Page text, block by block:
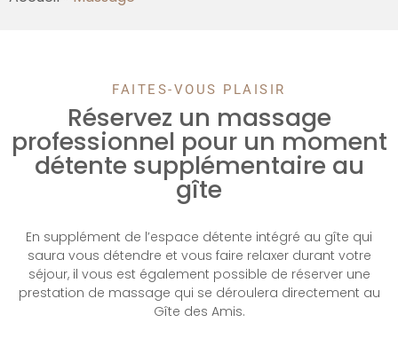
FAITES-VOUS PLAISIR
Réservez un massage
professionnel pour un moment
détente supplémentaire au
gîte
En supplément de l’espace détente intégré au gîte qui
saura vous détendre et vous faire relaxer durant votre
séjour, il vous est également possible de réserver une
prestation de massage qui se déroulera directement au
Gîte des Amis.